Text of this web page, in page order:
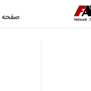
صفحه